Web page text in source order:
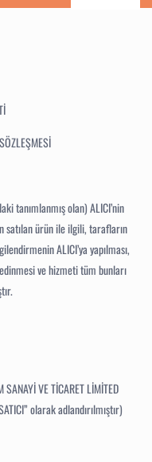
tanımlanmış olan) ALICI’nin
satılan ürün ile ilgili, tarafların
ALICI’ya yapılması,
ve hizmeti tüm bunları
SANAYİ VE TİCARET LİMİTED
olarak adlandırılmıştır)